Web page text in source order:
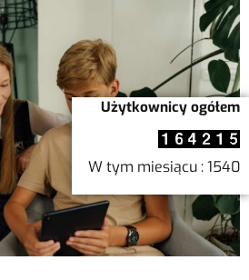
Użytkownicy ogółem
W tym miesiącu : 1540